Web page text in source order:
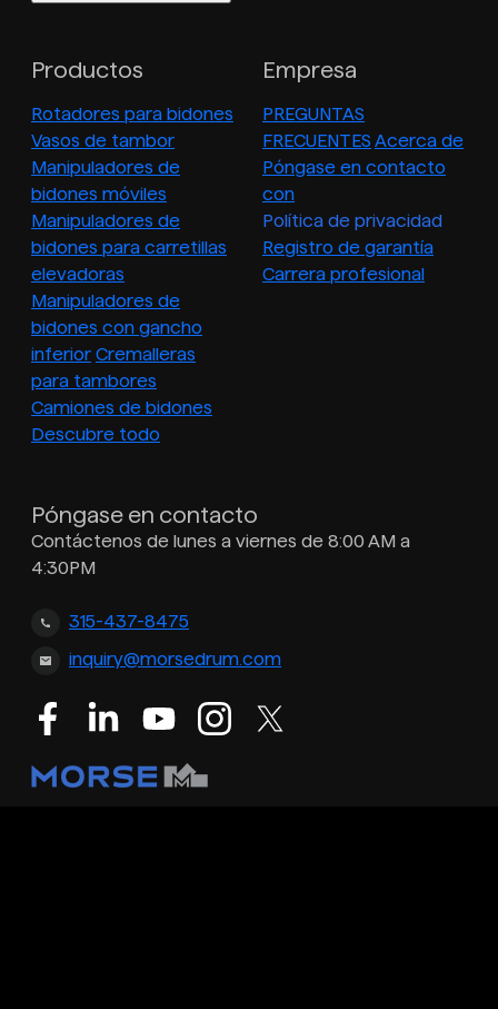
Productos
Rotadores para bidones
Vasos de tambor
Manipuladores de
bidones móviles
Manipuladores de
bidones para carretillas
elevadoras
Manipuladores de
bidones con gancho
inferior Cremalleras
para tambores
Camiones de bidones
Descubre todo
Empresa
PREGUNTAS
FRECUENTES Acerca de
Póngase en contacto
con
Política de privacidad
Registro de garantía
Carrera profesional
Póngase en contacto
Contáctenos de lunes a viernes de 8:00 AM a
4:30PM
315-437-8475
inquiry@morsedrum.com